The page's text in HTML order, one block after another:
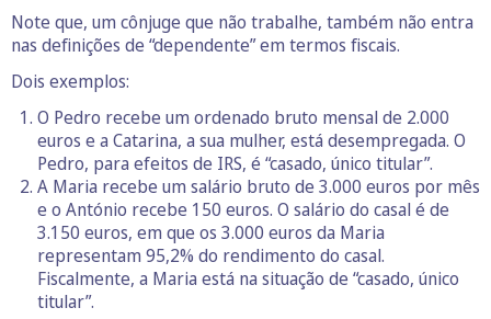
Note que, um cônjuge que não trabalhe, também não entra
nas definições de “dependente” em termos fiscais.
Dois exemplos:
O Pedro recebe um ordenado bruto mensal de 2.000
euros e a Catarina, a sua mulher, está desempregada. O
Pedro, para efeitos de IRS, é “casado, único titular”.
A Maria recebe um salário bruto de 3.000 euros por mês
e o António recebe 150 euros. O salário do casal é de
3.150 euros, em que os 3.000 euros da Maria
representam 95,2% do rendimento do casal.
Fiscalmente, a Maria está na situação de “casado, único
titular”.